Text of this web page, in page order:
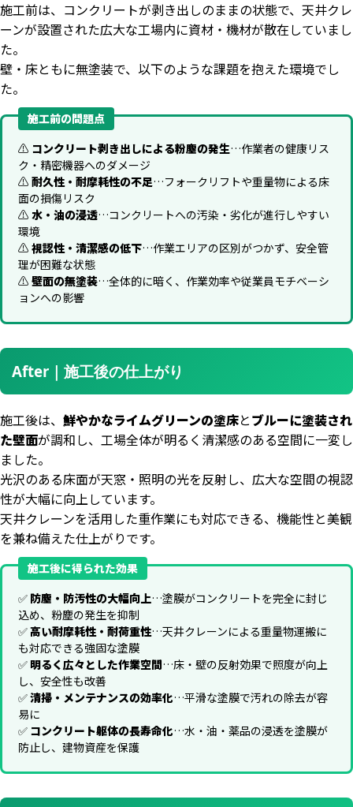
施工前は、コンクリートが剥き出しのままの状態で、天井クレ
ーンが設置された広大な工場内に資材・機材が散在していまし
た。
壁・床ともに無塗装で、以下のような課題を抱えた環境でし
た。
施工前の問題点
⚠️ コンクリート剥き出しによる粉塵の発生…作業者の健康リス
ク・精密機器へのダメージ
⚠️ 耐久性・耐摩耗性の不足…フォークリフトや重量物による床
面の損傷リスク
⚠️ 水・油の浸透…コンクリートへの汚染・劣化が進行しやすい
環境
⚠️ 視認性・清潔感の低下…作業エリアの区別がつかず、安全管
理が困難な状態
⚠️ 壁面の無塗装…全体的に暗く、作業効率や従業員モチベーシ
ョンへの影響
After｜施工後の仕上がり
施工後は、 鮮やかなライムグリーンの塗床とブルーに塗装され
た壁面が調和し、工場全体が明るく清潔感のある空間に一変し
ました。
光沢のある床面が天窓・照明の光を反射し、広大な空間の視認
性が大幅に向上しています。
天井クレーンを活用した重作業にも対応できる、機能性と美観
を兼ね備えた仕上がりです。
施工後に得られた効果
✅ 防塵・防汚性の大幅向上…塗膜がコンクリートを完全に封じ
込め、粉塵の発生を抑制
✅高い耐摩耗性・耐荷重性…天井クレーンによる重量物運搬に
も対応できる強固な塗膜
✅ 明るく広々とした作業空間…床・壁の反射効果で照度が向上
し、安全性も改善
✅清掃・メンテナンスの効率化…平滑な塗膜で汚れの除去が容
易に
✅ コンクリート躯体の長寿命化…水・油・薬品の浸透を塗膜が
防止し、建物資産を保護